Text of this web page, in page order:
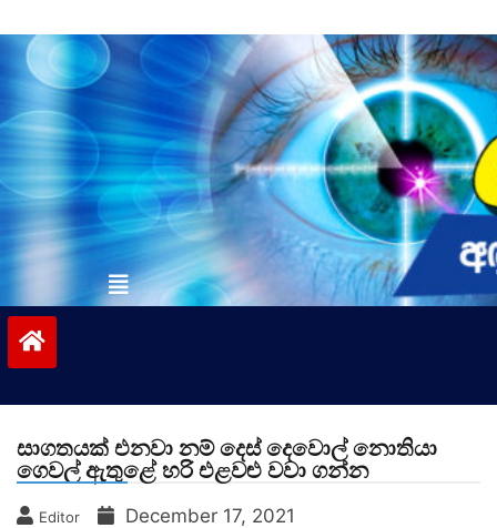
to
contentvinivida.lk
සාගතයක් එනවා නම් දෙස් දෙවොල් නොතියා
ගෙවල් ඇතුළේ හරි එළවළු වවා ගන්න
Editor December 17, 2021